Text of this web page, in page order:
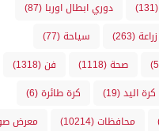
(131) دوري ابطال اوربا (87)
زراعة(263) سياحة(77)
صحة(1118) فن(1318)
كرة اليد(19) كرة طائرة(6)
محافظات(10214) معرض